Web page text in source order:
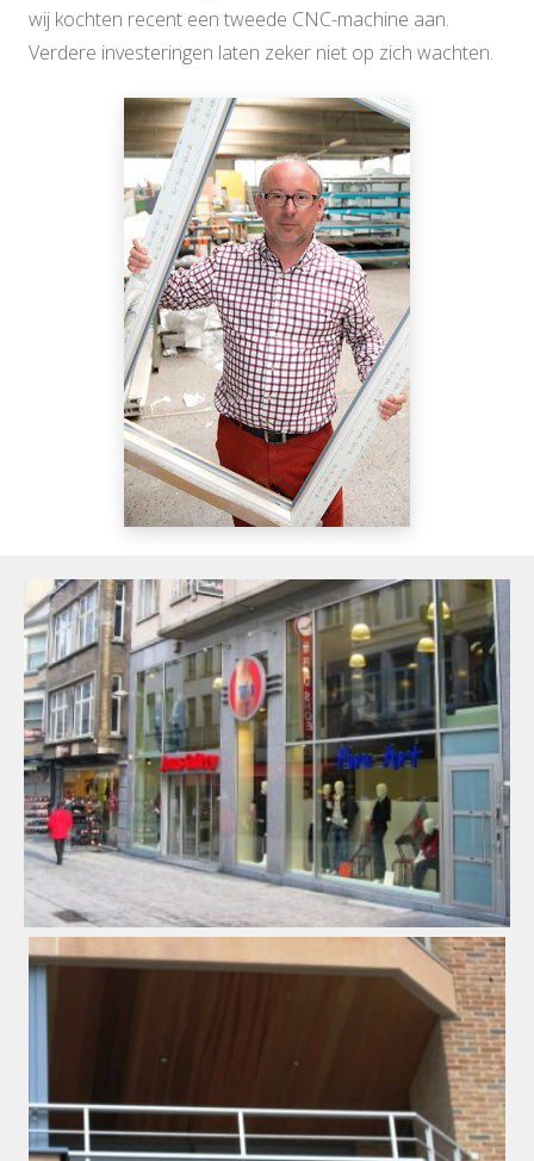
wij kochten recent een tweede CNC-machine aan.
Verdere investeringen laten zeker niet op zich wachten.